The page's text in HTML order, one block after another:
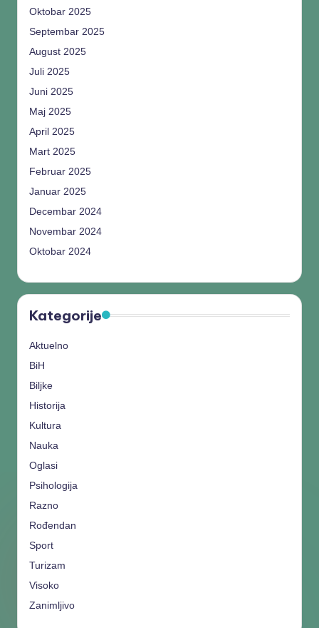
Oktobar 2025
Septembar 2025
August 2025
Juli 2025
Juni 2025
Maj 2025
April 2025
Mart 2025
Februar 2025
Januar 2025
Decembar 2024
Novembar 2024
Oktobar 2024
Kategorije
Aktuelno
BiH
Biljke
Historija
Kultura
Nauka
Oglasi
Psihologija
Razno
Rođendan
Sport
Turizam
Visoko
Zanimljivo